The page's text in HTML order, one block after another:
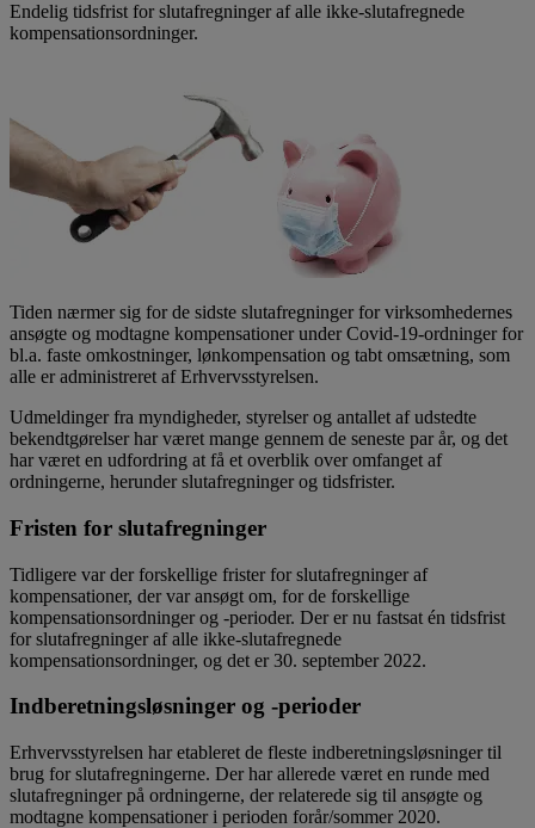
Endelig tidsfrist for slutafregninger af alle ikke-slutafregnede
kompensationsordninger.
Tiden nærmer sig for de sidste slutafregninger for virksomhedernes
ansøgte og modtagne kompensationer under Covid-19-ordninger for
bl.a. faste omkostninger, lønkompensation og tabt omsætning, som
alle er administreret af Erhvervsstyrelsen.
Udmeldinger fra myndigheder, styrelser og antallet af udstedte
bekendtgørelser har været mange gennem de seneste par år, og det
har været en udfordring at få et overblik over omfanget af
ordningerne, herunder slutafregninger og tidsfrister.
Fristen for slutafregninger
Tidligere var der forskellige frister for slutafregninger af
kompensationer, der var ansøgt om, for de forskellige
kompensationsordninger og -perioder. Der er nu fastsat én tidsfrist
for slutafregninger af alle ikke-slutafregnede
kompensationsordninger, og det er 30. september 2022.
Indberetningsløsninger og -perioder
Erhvervsstyrelsen har etableret de fleste indberetningsløsninger til
brug for slutafregningerne. Der har allerede været en runde med
slutafregninger på ordningerne, der relaterede sig til ansøgte og
modtagne kompensationer i perioden forår/sommer 2020.